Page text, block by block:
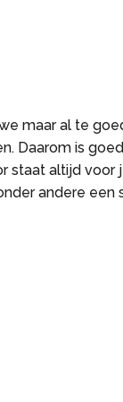
maar al te
Daarom is
altijd voor
andere